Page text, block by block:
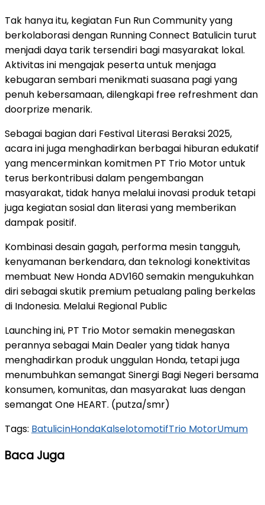
Tak hanya itu, kegiatan Fun Run Community yang
berkolaborasi dengan Running Connect Batulicin turut
menjadi daya tarik tersendiri bagi masyarakat lokal.
Aktivitas ini mengajak peserta untuk menjaga
kebugaran sembari menikmati suasana pagi yang
penuh kebersamaan, dilengkapi free refreshment dan
doorprize menarik.
Sebagai bagian dari Festival Literasi Beraksi 2025,
acara ini juga menghadirkan berbagai hiburan edukatif
yang mencerminkan komitmen PT Trio Motor untuk
terus berkontribusi dalam pengembangan
masyarakat, tidak hanya melalui inovasi produk tetapi
juga kegiatan sosial dan literasi yang memberikan
dampak positif.
Kombinasi desain gagah, performa mesin tangguh,
kenyamanan berkendara, dan teknologi konektivitas
membuat New Honda ADV160 semakin mengukuhkan
diri sebagai skutik premium petualang paling berkelas
di Indonesia. Melalui Regional Public
Launching ini, PT Trio Motor semakin menegaskan
perannya sebagai Main Dealer yang tidak hanya
menghadirkan produk unggulan Honda, tetapi juga
menumbuhkan semangat Sinergi Bagi Negeri bersama
konsumen, komunitas, dan masyarakat luas dengan
semangat One HEART. (putza/smr)
Tags: BatulicinHondaKalselotomotifTrio MotorUmum
Baca Juga